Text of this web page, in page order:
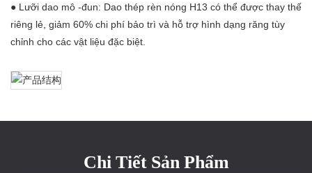
● Lưỡi dao mô -đun: Dao thép rèn nóng H13 có thể được thay thế
riêng lẻ, giảm 60% chi phí bảo trì và hỗ trợ hình dạng răng tùy
chỉnh cho các vật liệu đặc biệt.
Chi Tiết Sản Phẩm